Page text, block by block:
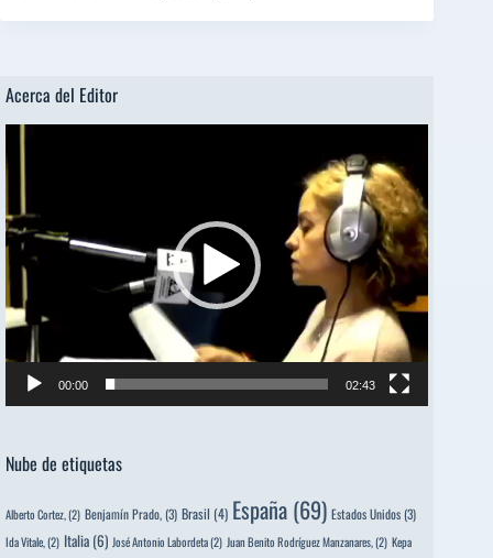
Acerca del Editor
de
vídeo
00:00 02:43
Nube de etiquetas
Alberto Cortez, (2) Benjamín Prado,(3) Brasil (4) España (69) Estados Unidos(3)
Ida Vitale, (2) Italia (6) José Antonio Labordeta(2) Juan Benito Rodríguez Manzanares, (2) Kepa